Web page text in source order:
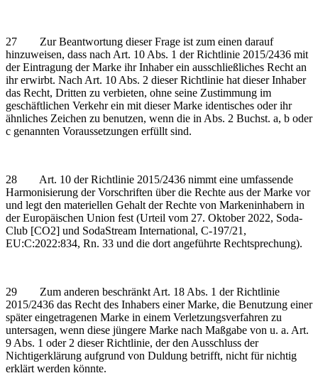
27 Zur Beantwortung dieser Frage ist zum einen darauf
hinzuweisen, dass nach Art. 10 Abs. 1 der Richtlinie 2015/2436 mit
der Eintragung der Marke ihr Inhaber ein ausschließliches Recht an
ihr erwirbt. Nach Art. 10 Abs. 2 dieser Richtlinie hat dieser Inhaber
das Recht, Dritten zu verbieten, ohne seine Zustimmung im
geschäftlichen Verkehr ein mit dieser Marke identisches oder ihr
ähnliches Zeichen zu benutzen, wenn die in Abs. 2 Buchst. a, b oder
c genannten Voraussetzungen erfüllt sind.
28 Art. 10 der Richtlinie 2015/2436 nimmt eine umfassende
Harmonisierung der Vorschriften über die Rechte aus der Marke vor
und legt den materiellen Gehalt der Rechte von Markeninhabern in
der Europäischen Union fest (Urteil vom 27. Oktober 2022, Soda-
Club [CO2] und SodaStream International, C‑197/21,
EU:C:2022:834, Rn. 33 und die dort angeführte Rechtsprechung).
29 Zum anderen beschränkt Art. 18 Abs. 1 der Richtlinie
2015/2436 das Recht des Inhabers einer Marke, die Benutzung einer
später eingetragenen Marke in einem Verletzungsverfahren zu
untersagen, wenn diese jüngere Marke nach Maßgabe von u. a. Art.
9 Abs. 1 oder 2 dieser Richtlinie, der den Ausschluss der
Nichtigerklärung aufgrund von Duldung betrifft, nicht für nichtig
erklärt werden könnte.